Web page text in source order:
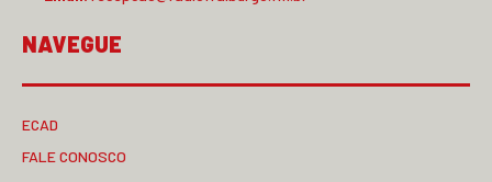
NAVEGUE
ECAD
FALE CONOSCO